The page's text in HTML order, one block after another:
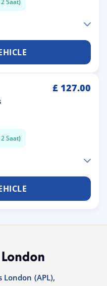
Saat)
£ 127.00
Saat)
(APL),